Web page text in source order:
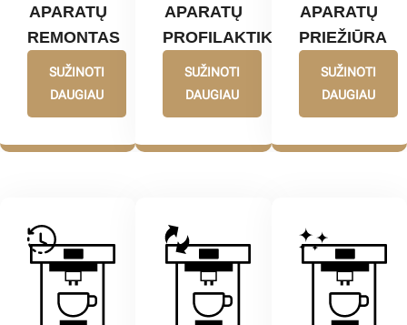
APARATŲ
REMONTAS
SUŽINOTI
DAUGIAU
APARATŲ
PROFILAKTIKA
SUŽINOTI
DAUGIAU
APARATŲ
PRIEŽIŪRA
SUŽINOTI
DAUGIAU